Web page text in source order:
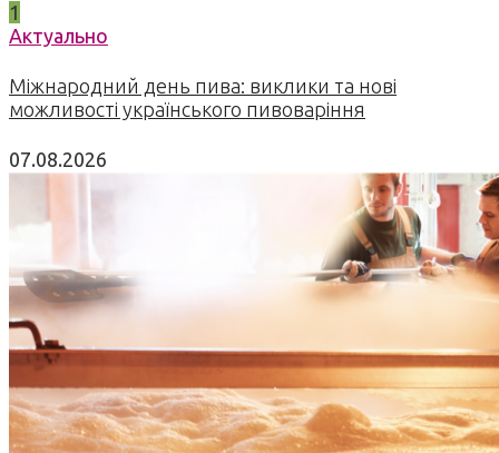
1
Актуально
Міжнародний день пива: виклики та нові
можливості українського пивоваріння
07.08.2026